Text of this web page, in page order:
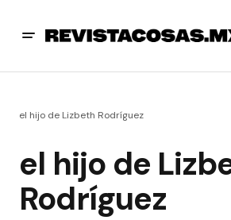
el hijo de Lizbeth Rodríguez
el hijo de
Rodríguez